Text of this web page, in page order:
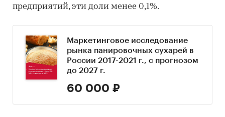
предприятий, эти доли менее 0,1%.
Маркетинговое исследование
рынка панировочных сухарей в
России 2017-2021 г., с прогнозом
до 2027 г.
60 000 ₽